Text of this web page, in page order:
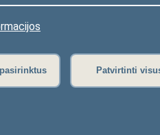
Patvirtinti
Pradžia>Ankstesnės
Visi Ą B Č D